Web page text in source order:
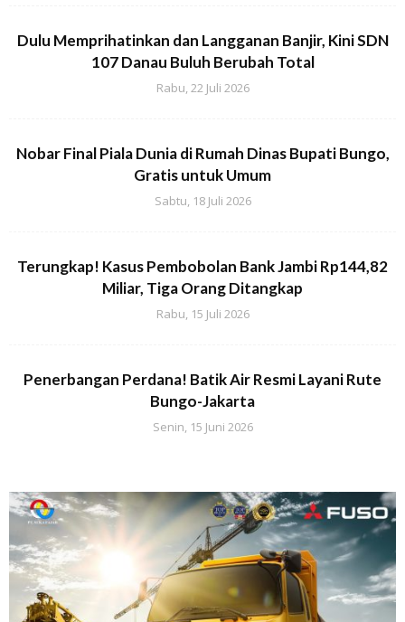
Dulu Memprihatinkan dan Langganan Banjir, Kini SDN
107 Danau Buluh Berubah Total
Rabu, 22 Juli 2026
Nobar Final Piala Dunia di Rumah Dinas Bupati Bungo,
Gratis untuk Umum
Sabtu, 18 Juli 2026
Terungkap! Kasus Pembobolan Bank Jambi Rp144,82
Miliar, Tiga Orang Ditangkap
Rabu, 15 Juli 2026
Penerbangan Perdana! Batik Air Resmi Layani Rute
Bungo-Jakarta
Senin, 15 Juni 2026